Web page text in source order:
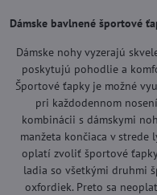
Dámske bavlnené športové
Dámske nohy vyzerajú
poskytujú pohodlie a
Športové ťapky je možné
pri každodennom
kombinácii s dámskymi
manžeta končiaca v strede
oplatí zvoliť športové
ladia so všetkými druhmi
oxfordiek. Preto sa